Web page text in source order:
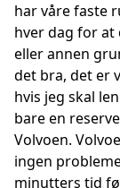
har våre faste
hver dag for at
eller annen
det bra, det er
hvis jeg skal
bare en
Volvoen.
ingen
minutters tid